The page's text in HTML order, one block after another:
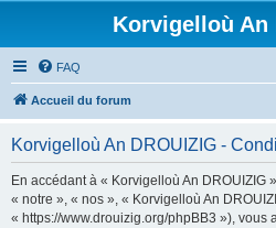
Korvigelloù An
FAQ
Accueil du forum
Korvigelloù An DROUIZIG -
En accédant à « Korvigelloù An DROUIZIG
« notre », « nos », « Korvigelloù An
« https://www.drouizig.org/phpBB3 »), vous